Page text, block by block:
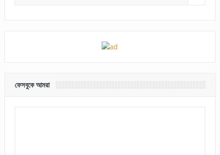
ফেসবুকে আমরা